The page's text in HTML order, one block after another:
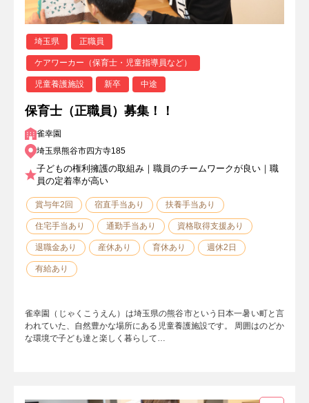
埼玉県 正職員
ケアワーカー（保育士・児童指導員など）
児童養護施設 新卒 中途
保育士（正職員）募集！！
雀幸園
埼玉県熊谷市四方寺185
子どもの権利擁護の取組み｜職員のチームワークが良い｜職
員の定着率が高い
賞与年2回 宿直手当あり 扶養手当あり
住宅手当あり 通勤手当あり 資格取得支援あり
退職金あり 産休あり 育休あり 週休2日
有給あり
雀幸園（じゃくこうえん）は埼玉県の熊谷市という日本一暑い町と言
われていた、自然豊かな場所にある児童養護施設です。 周囲はのどか
な環境で子ども達と楽しく暮らして…